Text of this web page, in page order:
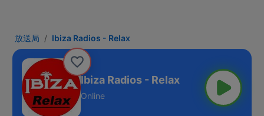
放送局 Ibiza Radios - Relax
Ibiza Radios - Relax
Online